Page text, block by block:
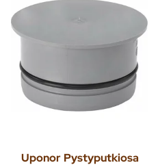
Uponor Pystyputkiosa